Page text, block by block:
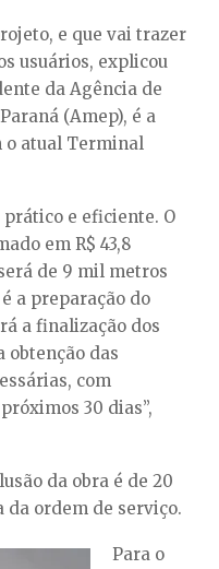
e que vai trazer
usuários, explicou
da Agência de
(Amep), é a
o atual Terminal
e eficiente. O
em R$ 43,8
de 9 mil metros
a preparação do
a finalização dos
obtenção das
com
30 dias”,
da obra é de 20
da ordem de serviço.
Para o